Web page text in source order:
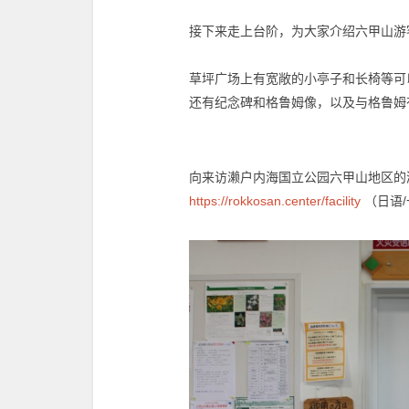
接下来走上台阶，为大家介绍六甲山
草坪广场上有宽敞的小亭子和长椅等
还有纪念碑和格鲁姆像，以及与格鲁
向来访濑户内海国立公园六甲山地区
https://rokkosan.center/facility （日语